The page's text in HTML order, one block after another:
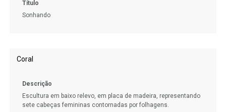
Título
Sonhando
Coral
Descrição
Escultura em baixo relevo, em placa de madeira, representando
sete cabeças femininas contornadas por folhagens.